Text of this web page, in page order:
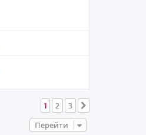
1 2 3
Перейти